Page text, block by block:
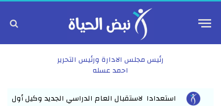
رئيس مجلس الادارة ورئيس التحرير
احمد عسله
وكيل أول وزارة التعليم بالشرقية يلتقي مديري مدارس المبادرة